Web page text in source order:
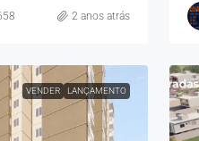
2 anos atrás
VENDER LANÇAMENTO